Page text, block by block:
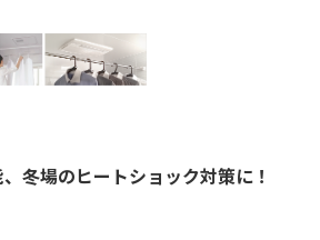
冬場のヒートショック対策に！